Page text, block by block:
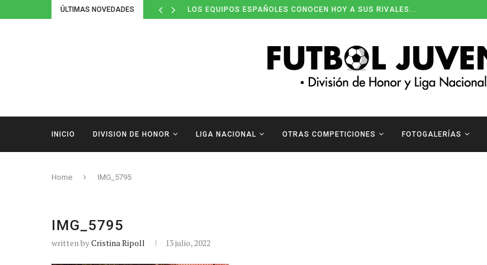
ÚLTIMAS NOVEDADES LOS EQUIPOS ESPAÑOLES CONOCEN HOY A SUS RIVALES...
INICIO DIVISION DE HONOR LIGA NACIONAL OTRAS COMPETICIONES FOTOGALERÍAS
Home IMG_5795
IMG_5795
written byCristina Ripoll 13 julio, 2022